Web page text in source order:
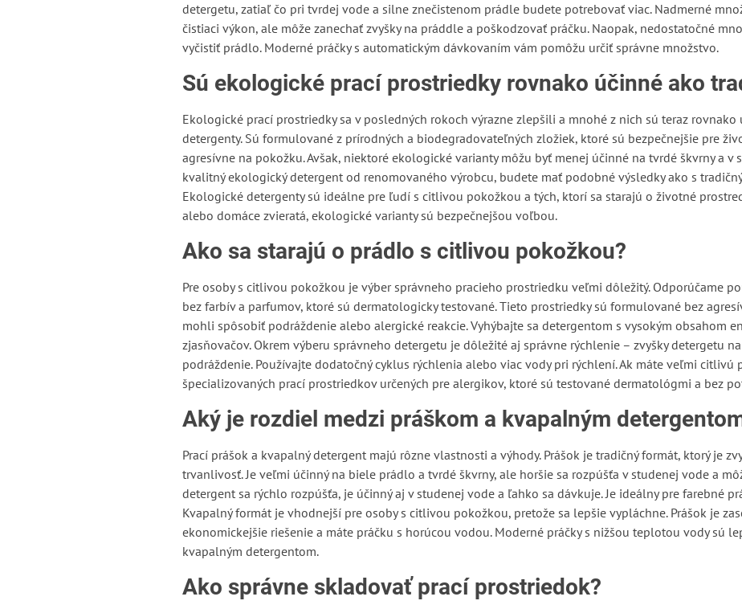
detergetu, zatiaľ čo pri tvrdej vode a silne znečistenom prádle budete potrebovať viac. Nadmerné
čistiaci výkon, ale môže zanechať zvyšky na práddle a poškodzovať práčku. Naopak, nedostatočné
vyčistiť prádlo. Moderné práčky s automatickým dávkovaním vám pomôžu určiť správne množstvo.
Sú ekologické prací prostriedky rovnako účinné ako
Ekologické prací prostriedky sa v posledných rokoch výrazne zlepšili a mnohé z nich sú teraz
detergenty. Sú formulované z prírodných a biodegradovateľných zložiek, ktoré sú bezpečnejšie pre
agresívne na pokožku. Avšak, niektoré ekologické varianty môžu byť menej účinné na tvrdé škvrny a v
kvalitný ekologický detergent od renomovaného výrobcu, budete mať podobné výsledky ako s
Ekologické detergenty sú ideálne pre ľudí s citlivou pokožkou a tých, ktorí sa starajú o životné
alebo domáce zvieratá, ekologické varianty sú bezpečnejšou voľbou.
Ako sa starajú o prádlo s citlivou pokožkou?
Pre osoby s citlivou pokožkou je výber správneho pracieho prostriedku veľmi dôležitý. Odporúčame
bez farbív a parfumov, ktoré sú dermatologicky testované. Tieto prostriedky sú formulované bez
mohli spôsobiť podráždenie alebo alergické reakcie. Vyhýbajte sa detergentom s vysokým obsahom
zjasňovačov. Okrem výberu správneho detergetu je dôležité aj správne rýchlenie – zvyšky detergetu
podráždenie. Používajte dodatočný cyklus rýchlenia alebo viac vody pri rýchlení. Ak máte veľmi citlivú
špecializovaných prací prostriedkov určených pre alergikov, ktoré sú testované dermatológmi a bez
Aký je rozdiel medzi práškom a kvapalným
Prací prášok a kvapalný detergent majú rôzne vlastnosti a výhody. Prášok je tradičný formát, ktorý je
trvanlivosť. Je veľmi účinný na biele prádlo a tvrdé škvrny, ale horšie sa rozpúšťa v studenej vode a
detergent sa rýchlo rozpúšťa, je účinný aj v studenej vode a ľahko sa dávkuje. Je ideálny pre farebné
Kvapalný formát je vhodnejší pre osoby s citlivou pokožkou, pretože sa lepšie vypláchne. Prášok je
ekonomickejšie riešenie a máte práčku s horúcou vodou. Moderné práčky s nižšou teplotou vody sú
kvapalným detergentom.
Ako správne skladovať prací prostriedok?